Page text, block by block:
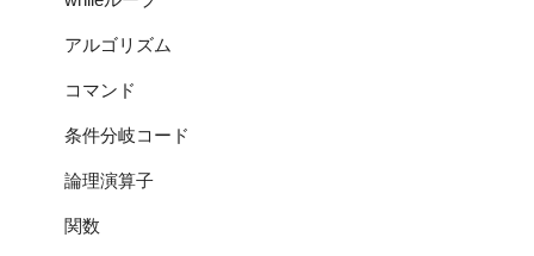
アルゴリズム
コマンド
条件分岐コード
論理演算子
関数